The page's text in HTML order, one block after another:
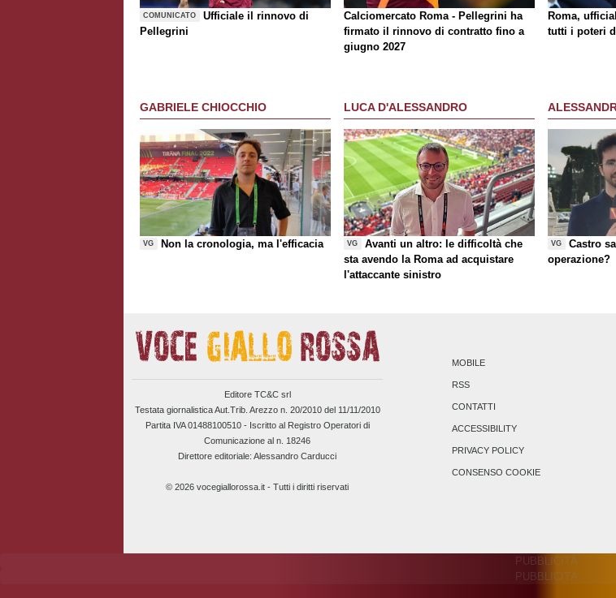
COMUNICATO
Ufficiale il rinnovo di
Pellegrini
Calciomercato Roma - Pellegrini ha
firmato il rinnovo di contratto fino a
giugno 2027
Roma,
tutti i poteri
GABRIELE CHIOCCHIO
VG Non la cronologia, ma l'efficacia
LUCA D'ALESSANDRO
VG
Avanti un altro: le difficoltà che
sta avendo la Roma ad acquistare
l'attaccante sinistro
VG
Castro
operazione?
Editore TC&C srl
Testata giornalistica Aut.Trib. Arezzo n. 20/2010 del 11/11/2010
Partita IVA 01488100510 - Iscritto al Registro Operatori di
Comunicazione al n. 18246
Direttore editoriale: Alessandro Carducci
© 2026 vocegiallorossa.it - Tutti i diritti riservati
MOBILE
RSS
CONTATTI
ACCESSIBILITY
PRIVACY POLICY
CONSENSO COOKIE